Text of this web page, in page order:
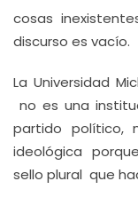
cosas
discurso es vacío.
La Universidad
no es una
partido político,
ideológica
sello plural que